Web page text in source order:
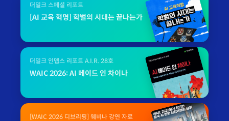
더밀크 스페셜 리포트
[AI 교육 혁명] 학벌의 시대는 끝나는가
더밀크 인뎁스 리포트 A.I.R. 28호
WAIC 2026: AI 메이드 인 차이나
[WAIC 2026 디브리핑] 웨비나 강연 자료